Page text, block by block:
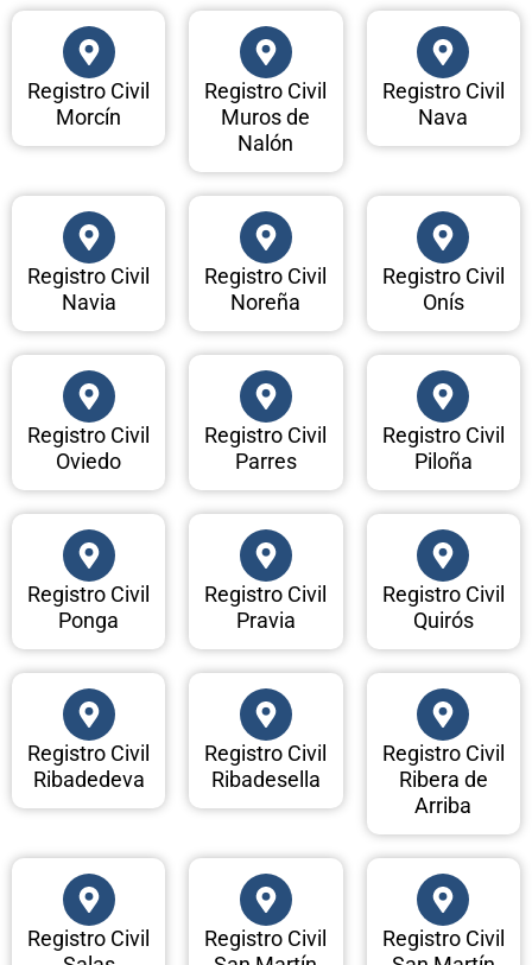
Registro Civil
Morcín
Registro Civil
Muros de
Nalón
Registro Civil
Nava
Registro Civil
Navia
Registro Civil
Noreña
Registro Civil
Onís
Registro Civil
Oviedo
Registro Civil
Parres
Registro Civil
Piloña
Registro Civil
Ponga
Registro Civil
Pravia
Registro Civil
Quirós
Registro Civil
Ribadedeva
Registro Civil
Ribadesella
Registro Civil
Ribera de
Arriba
Registro Civil
Registro Civil
Registro Civil